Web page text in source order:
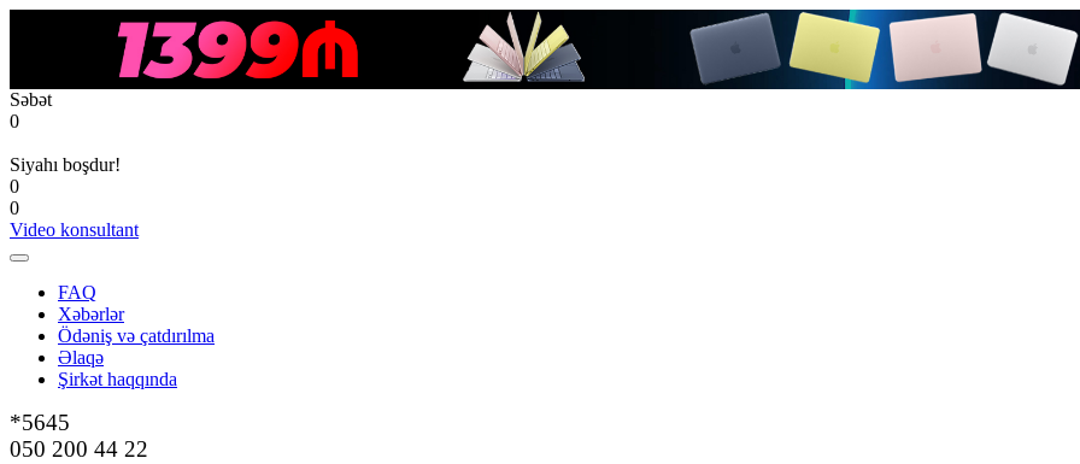
Səbət
0
Siyahı boşdur!
0
0
Video konsultant
FAQ
Xəbərlər
Ödəniş və çatdırılma
Əlaqə
Şirkət haqqında
*5645
050 200 44 22